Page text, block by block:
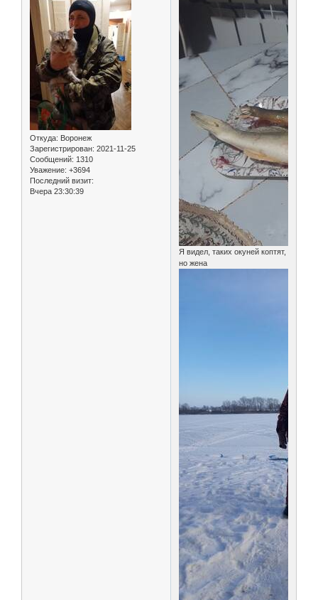
Откуда: Воронеж
Зарегистрирован: 2021-11-25
Сообщений: 1310
Уважение: +3694
Последний визит:
Вчера 23:30:39
Я видел, таких окуней коптят,
но жена